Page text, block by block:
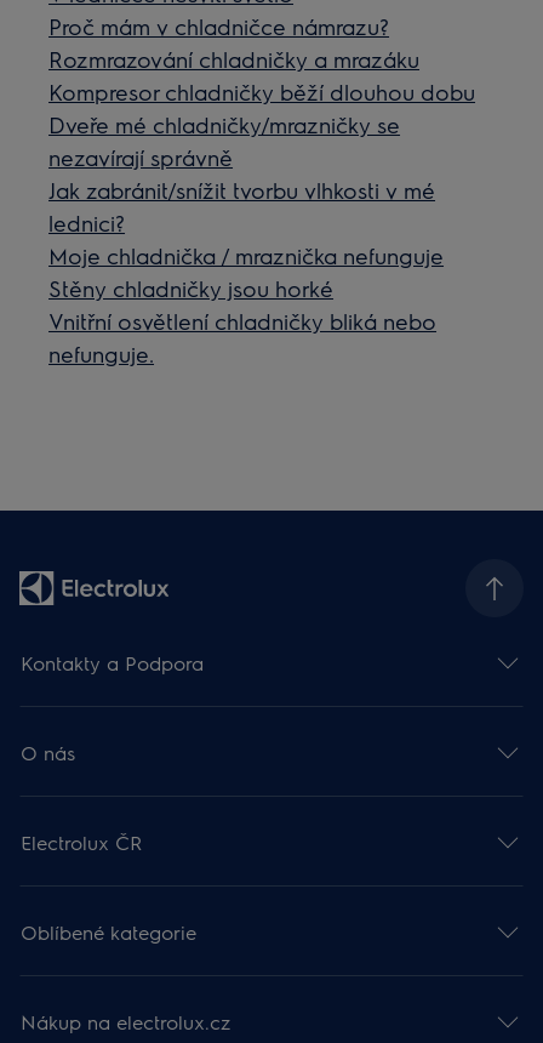
Proč mám v chladničce námrazu?
Rozmrazování chladničky a mrazáku
Kompresor chladničky běží dlouhou dobu
Dveře mé chladničky/mrazničky se
nezavírají správně
Jak zabránit/snížit tvorbu vlhkosti v mé
lednici?
Moje chladnička / mraznička nefunguje
Stěny chladničky jsou horké
Vnitřní osvětlení chladničky bliká nebo
nefunguje.
Kontakty a Podpora
O nás
Electrolux ČR
Oblíbené kategorie
Nákup na electrolux.cz